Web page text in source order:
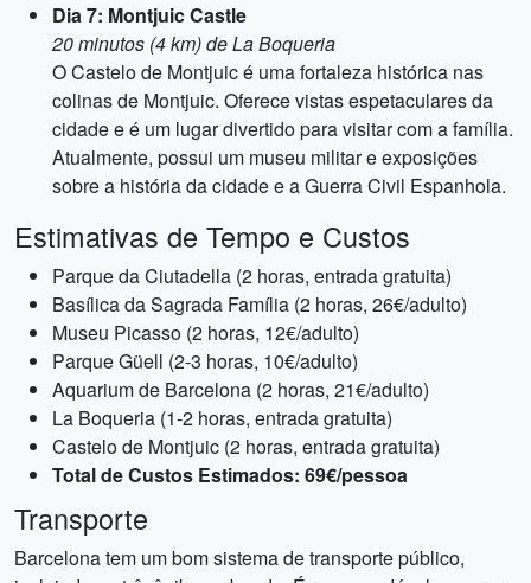
Dia 7: Montjuic Castle
20 minutos (4 km) de La Boqueria
O Castelo de Montjuic é uma fortaleza histórica nas
colinas de Montjuic. Oferece vistas espetaculares da
cidade e é um lugar divertido para visitar com a família.
Atualmente, possui um museu militar e exposições
sobre a história da cidade e a Guerra Civil Espanhola.
Estimativas de Tempo e Custos
Parque da Ciutadella (2 horas, entrada gratuita)
Basílica da Sagrada Família (2 horas, 26€/adulto)
Museu Picasso (2 horas, 12€/adulto)
Parque Güell (2-3 horas, 10€/adulto)
Aquarium de Barcelona (2 horas, 21€/adulto)
La Boqueria (1-2 horas, entrada gratuita)
Castelo de Montjuic (2 horas, entrada gratuita)
Total de Custos Estimados: 69€/pessoa
Transporte
Barcelona tem um bom sistema de transporte público,